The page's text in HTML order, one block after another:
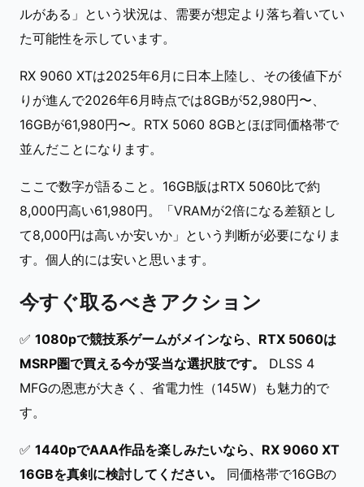
ルがある」という状況は、需要が想定より落ち着いてい
た可能性を示しています。
RX 9060 XTは2025年6月に日本上陸し、その後値下が
りが進んで2026年6月時点では8GBが52,980円〜、
16GBが61,980円〜。RTX 5060 8GBとほぼ同価格帯で
並んだことになります。
ここで数字が語ること。16GB版はRTX 5060比で約
8,000円高い61,980円。「VRAMが2倍になる差額とし
て8,000円は高いか安いか」という判断が必要になりま
す。個人的には安いと思います。
今すぐ取るべきアクション
✅ 1080pで競技系ゲームがメインなら、RTX 5060は
MSRP圏で買える今が妥当な選択肢です。
DLSS 4
MFGの恩恵が大きく、省電力性（145W）も魅力的で
す。
✅ 1440pでAAA作品を楽しみたいなら、RX 9060 XT
16GBを真剣に検討してください。
同価格帯で16GBの